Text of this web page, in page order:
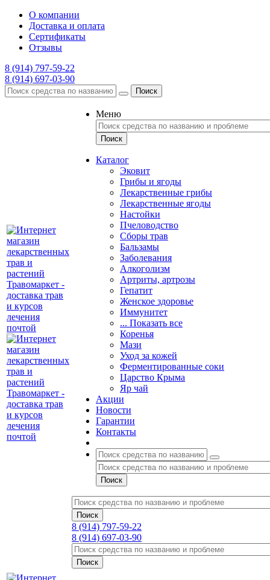
О компании
Доставка и оплата
Сертификаты
Отзывы
8 (914) 797-59-22
8 (914) 697-03-90
Поиск
Меню
Каталог
Эковит
Грибы и ягоды
Лекарственные грибы
Лекарственные ягоды
Настойки
Пчеловодство
Сборы трав
Бальзамы
Заболевания
Алкоголизм
Артриты, артрозы
Гепатит
Женское здоровье
Иммунитет
... Показать все
Коренья
Мази
Уход за кожей
Ферментированные соки
Царство Крыма
Яр чай
Акции
Новости
Гарантии
Контакты
8 (914) 797-59-22
8 (914) 697-03-90